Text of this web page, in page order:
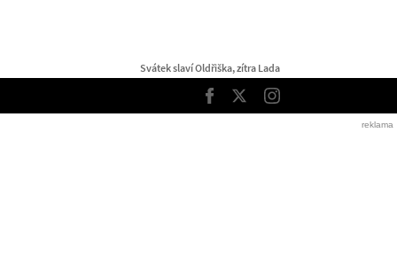
Svátek slaví Oldřiška, zítra Lada
Facebook
TwitterInstagram